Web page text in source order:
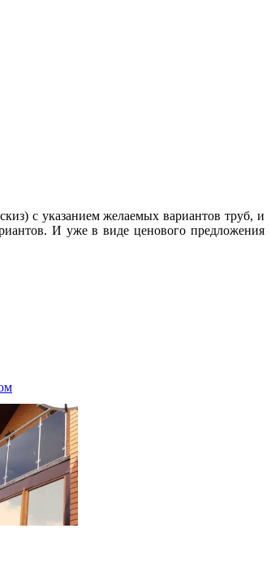
с указанием желаемых вариантов труб, и
И уже в виде ценового предложения